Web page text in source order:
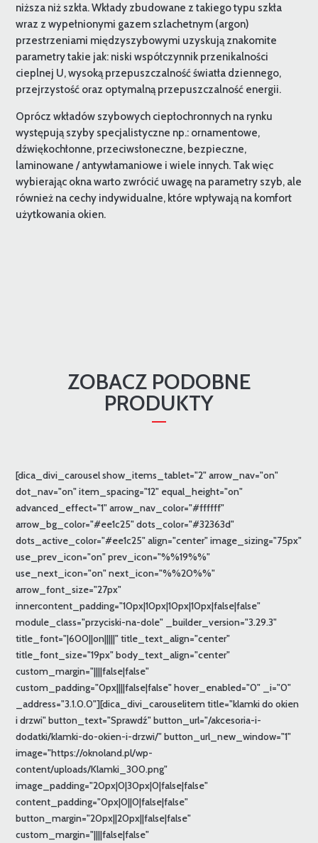
niższa niż szkła. Wkłady zbudowane z takiego typu szkła
wraz z wypełnionymi gazem szlachetnym (argon)
przestrzeniami międzyszybowymi uzyskują znakomite
parametry takie jak: niski współczynnik przenikalności
cieplnej U, wysoką przepuszczalność światła dziennego,
przejrzystość oraz optymalną przepuszczalność energii.
Oprócz wkładów szybowych ciepłochronnych na rynku
występują szyby specjalistyczne np.: ornamentowe,
dźwiękochłonne, przeciwsłoneczne, bezpieczne,
laminowane / antywłamaniowe i wiele innych. Tak więc
wybierając okna warto zwrócić uwagę na parametry szyb, ale
również na cechy indywidualne, które wpływają na komfort
użytkowania okien.
ZOBACZ PODOBNE
PRODUKTY
[dica_divi_carousel show_items_tablet="2" arrow_nav="on"
dot_nav="on" item_spacing="12" equal_height="on"
advanced_effect="1" arrow_nav_color="#ffffff"
arrow_bg_color="#ee1c25" dots_color="#32363d"
dots_active_color="#ee1c25" align="center" image_sizing="75px"
use_prev_icon="on" prev_icon="%%19%%"
use_next_icon="on" next_icon="%%20%%"
arrow_font_size="27px"
innercontent_padding="10px|10px|10px|10px|false|false"
module_class="przyciski-na-dole" _builder_version="3.29.3"
title_font="|600||on|||||" title_text_align="center"
title_font_size="19px" body_text_align="center"
custom_margin="||||false|false"
custom_padding="0px||||false|false" hover_enabled="0" _i="0"
_address="3.1.0.0"][dica_divi_carouselitem title="klamki do okien
i drzwi" button_text="Sprawdź" button_url="/akcesoria-i-
dodatki/klamki-do-okien-i-drzwi/" button_url_new_window="1"
image="https://oknoland.pl/wp-
content/uploads/Klamki_300.png"
image_padding="20px|0|30px|0|false|false"
content_padding="0px|0||0|false|false"
button_margin="20px||20px||false|false"
custom_margin="||||false|false"